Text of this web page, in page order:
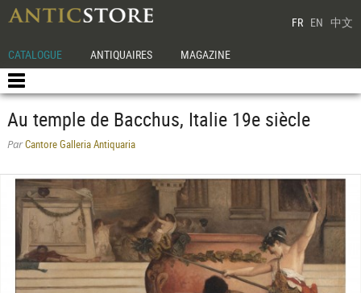
FR EN 中文
CATALOGUE ANTIQUAIRES MAGAZINE
Au temple de Bacchus, Italie 19e siècle
ParCantore Galleria Antiquaria